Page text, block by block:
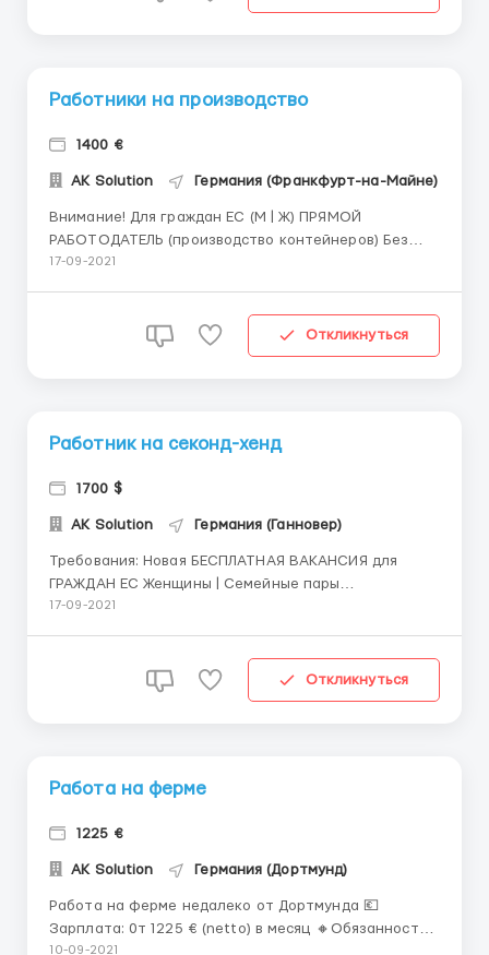
Работники на производство
1400 €
AK Solution Германия (Франкфурт-на-Майне)
Внимание! Для граждан ЕС (М | Ж) ПРЯМОЙ
РАБОТОДАТЕЛЬ (производство контейнеров) Без
знания немецкого языка Требуются: Работники на
Эскаваторщики Строители всех направлений:
17-09-2021
Откликнуться
Работник на секонд-хенд
1700 $
AK Solution Германия (Ганновер)
Требования: Новая БЕСПЛАТНАЯ ВАКАНСИЯ для
ГРАЖДАН ЕС Женщины | Семейные пары
Местоположение: Osnabrück, Germany Без знания
аксессуаров на складе. (фото/видео с места работы
17-09-2021
Откликнуться
Работа на ферме
1225 €
AK Solution Германия (Дортмунд)
Работа на ферме недалеко от Дортмунда 💶
Зарплата: 0т 1225 € (netto) в месяц 🔸️Обязанности:
Работник при индюшиной ферме: уход, отлов (БЕЗ
10-09-2021